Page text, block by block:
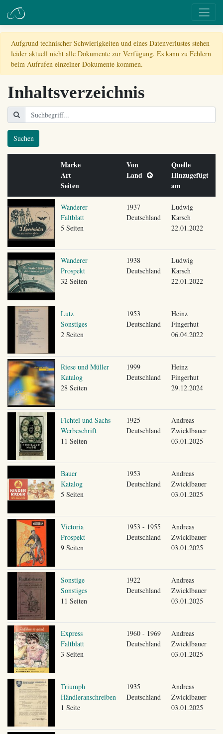
Aufgrund technischer Schwierigkeiten und eines Datenverlustes stehen
leider aktuell nicht alle Dokumente zur Verfügung. Es kann zu Fehlern
beim Aufrufen einzelner Dokumente kommen.
Inhaltsverzeichnis
Suchen
Marke
Art
Seiten
Von
Land
Quelle
Hinzugefügt
am
Wanderer
Faltblatt
5 Seiten
1937
Deutschland
Ludwig
Karsch
22.01.2022
Wanderer
Prospekt
32 Seiten
1938
Deutschland
Ludwig
Karsch
22.01.2022
Lutz
Sonstiges
2 Seiten
1953
Deutschland
Heinz
Fingerhut
06.04.2022
Riese und Müller
Katalog
28 Seiten
1999
Deutschland
Heinz
Fingerhut
29.12.2024
Fichtel und Sachs
Werbeschrift
11 Seiten
1925
Deutschland
Andreas
Zwicklbauer
03.01.2025
Bauer
Katalog
5 Seiten
1953
Deutschland
Andreas
Zwicklbauer
03.01.2025
Victoria
Prospekt
9 Seiten
1953 - 1955
Deutschland
Andreas
Zwicklbauer
03.01.2025
Sonstige
Sonstiges
11 Seiten
1922
Deutschland
Andreas
Zwicklbauer
03.01.2025
Express
Faltblatt
3 Seiten
1960 - 1969
Deutschland
Andreas
Zwicklbauer
03.01.2025
Triumph
Händleranschreiben
1 Seite
1935
Deutschland
Andreas
Zwicklbauer
03.01.2025